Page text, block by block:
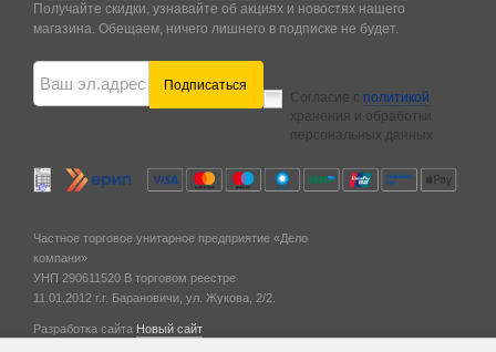
Получайте скидки, узнавайте об акциях и новостях нашего
магазина. Обещаем, ничего лишнего в подписке не будет.
Подписаться
Согласие с политикой
хранения и обработки
персональных данных
Частное торговое унитарное предприятие «Дело
компани»
УНП 290611520 В торговом реестре
11.01.2012 г. г. Барановичи, ул. Жукова, 2/2.
Разработка сайта Новый сайт